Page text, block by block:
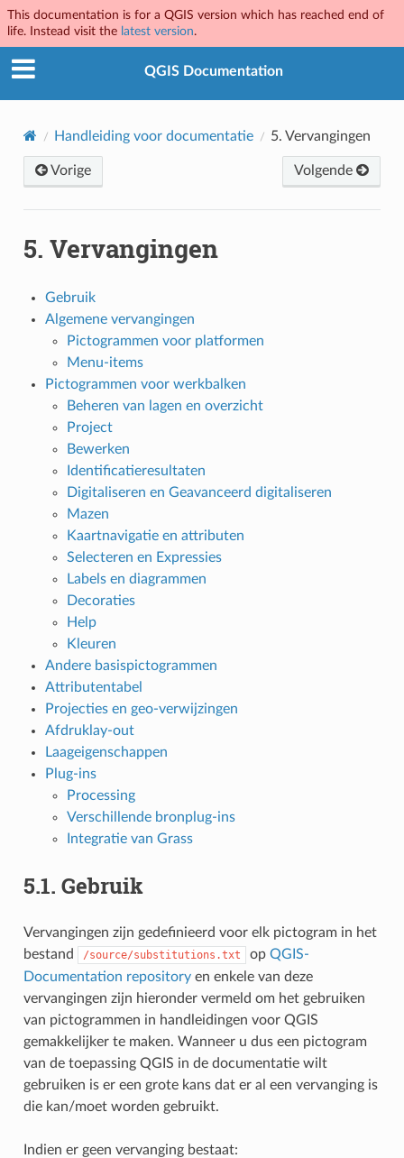
This documentation is for a QGIS version which has reached end of
life. Instead visit the latest version.
QGIS Documentation
Handleiding voor documentatie 5. Vervangingen
Vorige Volgende
5. Vervangingen
Gebruik
Algemene vervangingen
Pictogrammen voor platformen
Menu-items
Pictogrammen voor werkbalken
Beheren van lagen en overzicht
Project
Bewerken
Identificatieresultaten
Digitaliseren en Geavanceerd digitaliseren
Mazen
Kaartnavigatie en attributen
Selecteren en Expressies
Labels en diagrammen
Decoraties
Help
Kleuren
Andere basispictogrammen
Attributentabel
Projecties en geo-verwijzingen
Afdruklay-out
Laageigenschappen
Plug-ins
Processing
Verschillende bronplug-ins
Integratie van Grass
5.1. Gebruik
Vervangingen zijn gedefinieerd voor elk pictogram in het
bestand
/source/substitutions.txt op QGIS-
Documentation repositoryen enkele van deze
vervangingen zijn hieronder vermeld om het gebruiken
van pictogrammen in handleidingen voor QGIS
gemakkelijker te maken. Wanneer u dus een pictogram
van de toepassing QGIS in de documentatie wilt
gebruiken is er een grote kans dat er al een vervanging is
die kan/moet worden gebruikt.
Indien er geen vervanging bestaat: